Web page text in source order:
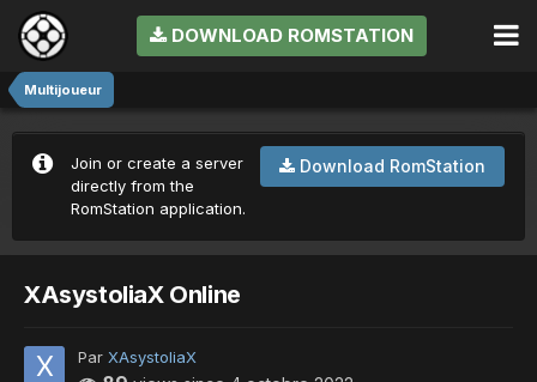
DOWNLOAD ROMSTATION
Multijoueur
Download RomStation
Join or create a server
directly from the
RomStation application.
XAsystoliaX Online
Par XAsystoliaX